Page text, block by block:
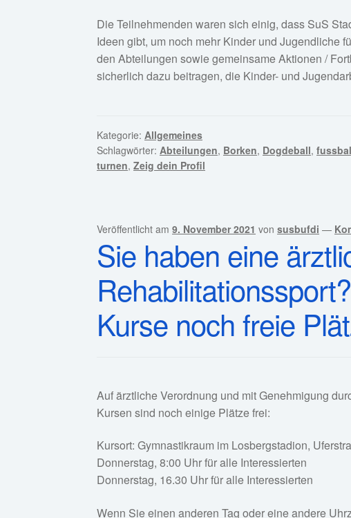
Die Teilnehmenden waren sich einig, dass SuS
Ideen gibt, um noch mehr Kinder und Jugendliche
den Abteilungen sowie gemeinsame Aktionen /
sicherlich dazu beitragen, die Kinder- und
Kategorie:Allgemeines
Schlagwörter:Abteilungen, Borken, Dogdeball,
turnen,Zeig dein Profil
Veröffentlicht am9. November 2021 vonsusbufdi —
Sie haben eine
Kurse noch freie
Auf ärztliche Verordnung und mit Genehmigung
Kursen sind noch einige Plätze frei:
Kursort: Gymnastikraum im Losbergstadion,
Donnerstag, 8:00 Uhr für alle Interessierten
Donnerstag, 16.30 Uhr für alle Interessierten
Wenn Sie einen anderen Tag oder eine andere